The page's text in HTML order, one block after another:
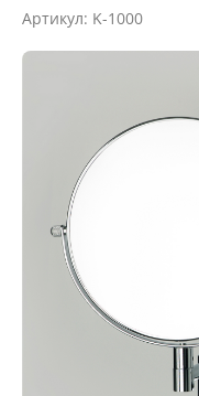
Артикул: K-1000